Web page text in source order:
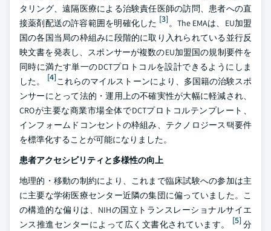
タリング、遠隔医療による治験責任医師の訪問、患者への直
接薬剤配送の許容範囲を明確化した [3]。The EMAは、EU加盟
国の各国当局の枠組みに段階的に取り入れられている並行反
映文書を発表し、スポンサーが複数のEU加盟国の規制要件を
同時に満たす単一のDCTプロトコルを設計できるようにしま
した。
[4]これらのマイルストーンにより、多国籍の治験スポ
ンサーにとって法的・運用上の不確実性が大幅に軽減され、
CROが主要な商業市場全体でDCTプロトコルテンプレート、
インフォームドコンセントの枠組み、テクノロジース택要件
を標準化することが可能になりました。
患者アクセシビリティと多様性の向上
地理的・移動の制約により、これまで臨床試験への参加は主
に主要な学術医療センター近隣の集団に偏っていました。こ
の構造的な偏りは、NIHの国立トランスレーショナルサイエ
ンス推進センターによって広く文書化されています。
[5]分